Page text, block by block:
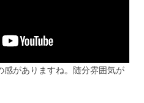
がありますね。随分雰囲気が